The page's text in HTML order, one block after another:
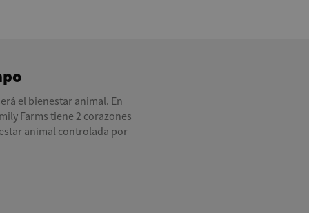
el bienestar animal. En
Farms tiene 2 corazones
animal controlada por